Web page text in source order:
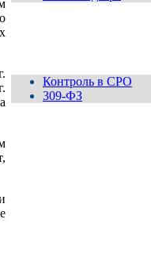
Контроль в СРО
309-ФЗ